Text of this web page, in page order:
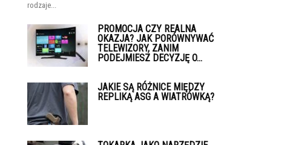
rodzaje...
PROMOCJA CZY REALNA
OKAZJA? JAK PORÓWNYWAĆ
TELEWIZORY, ZANIM
PODEJMIESZ DECYZJĘ O...
JAKIE SĄ RÓŻNICE MIĘDZY
REPLIKĄ ASG A WIATRÓWKĄ?